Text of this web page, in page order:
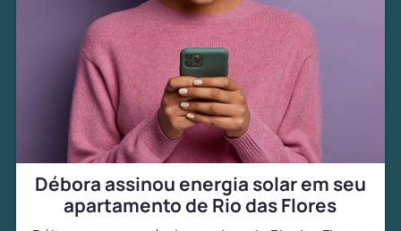
Débora assinou energia solar em seu
apartamento de Rio das Flores